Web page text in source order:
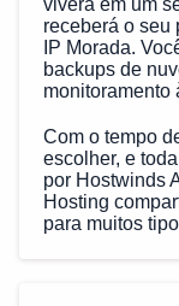
receberá o seu
IP Morada.
backups de
monitoramento
Com o tempo
escolher, e
por Hostwinds
Hosting
para muitos